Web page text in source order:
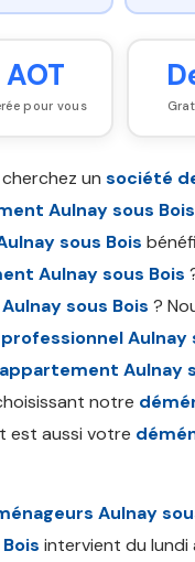
AOT
pour vous
un société
Aulnay sous Bois
sous Bois
Aulnay sous Bois
sous Bois ?
Aulnay
Aulnay
notre
est aussi votre
Aulnay
intervient du